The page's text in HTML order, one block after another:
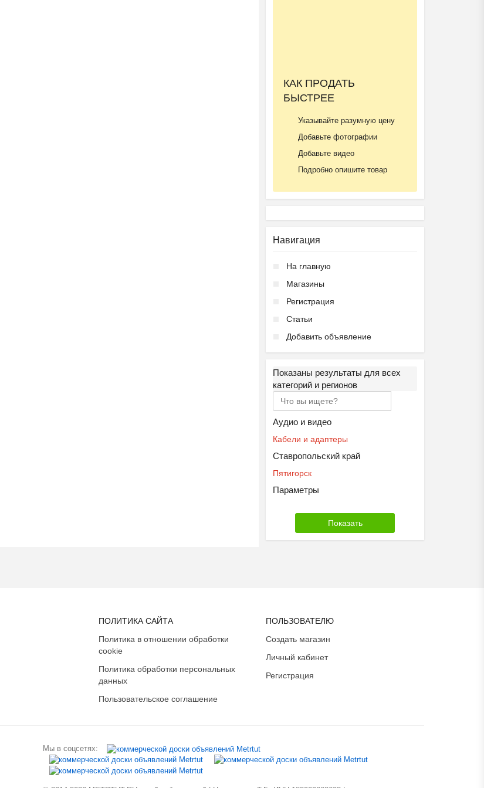
Частный детский сад ОБ...
Подготовка к школе ОБР...
Летний городской лагер...
9 000 Пятигорск
КАК ПРОДАТЬ
БЫСТРЕЕ
Указывайте разумную цену
Добавьте фотографии
Добавьте видео
Подробно опишите товар
Навигация
На главную
Магазины
Регистрация
Статьи
Добавить объявление
Показаны результаты для всех
категорий и регионов
Аудио и видео
Кабели и адаптеры
Ставропольский край
Пятигорск
Параметры
ПОЛИТИКА САЙТА
Политика в отношении обработки
cookie
Политика обработки персональных
данных
Пользовательское соглашение
ПОЛЬЗОВАТЕЛЮ
Создать магазин
Личный кабинет
Регистрация
Мы в соцсетях: